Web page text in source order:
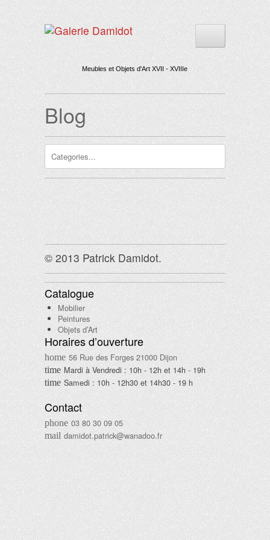
Meubles et Objets d'Art XVII - XVIIIe
Blog
© 2013 Patrick Damidot.
Catalogue
Mobilier
Peintures
Objets d’Art
Horaires d’ouverture
56 Rue des Forges 21000 Dijon
Mardi à Vendredi : 10h - 12h et 14h - 19h
Samedi : 10h - 12h30 et 14h30 - 19 h
Contact
03 80 30 09 05
damidot.patrick@wanadoo.fr